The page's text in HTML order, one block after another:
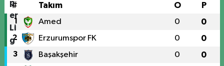
# Takım O P
1 Amed 0 0
2 Erzurumspor FK 0 0
3 Başakşehir 0 0